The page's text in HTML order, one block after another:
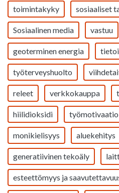
toimintakyky sosiaaliset
Sosiaalinen media vastuu
geoterminen energia
työterveyshuolto
releet verkkokauppa
hiilidioksidi työmotivaatio
monikielisyys aluekehitys
generatiivinen tekoäly
esteettömyys ja